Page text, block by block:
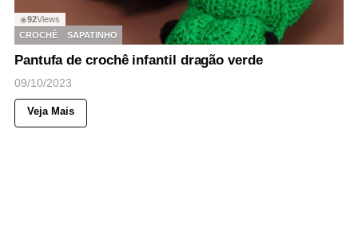
◉92Views
CROCHÊ
SAPATINHO
Pantufa de crochê infantil dragão verde
09/10/2023
Veja Mais